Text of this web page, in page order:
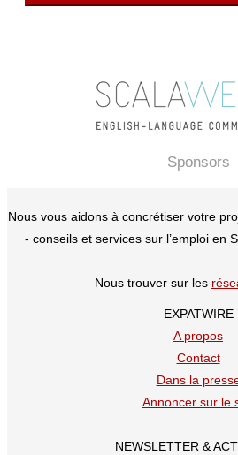
Sponsors
Nous vous aidons à concrétiser votre
- conseils et services sur l’emploi en
Nous trouver sur les
EXPATWIRE
A propos
Contact
Dans la
Annoncer sur le
NEWSLETTER &